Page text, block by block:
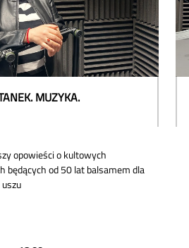
MUZYKA.
opowieści o kultowych
będących od 50 lat balsamem dla